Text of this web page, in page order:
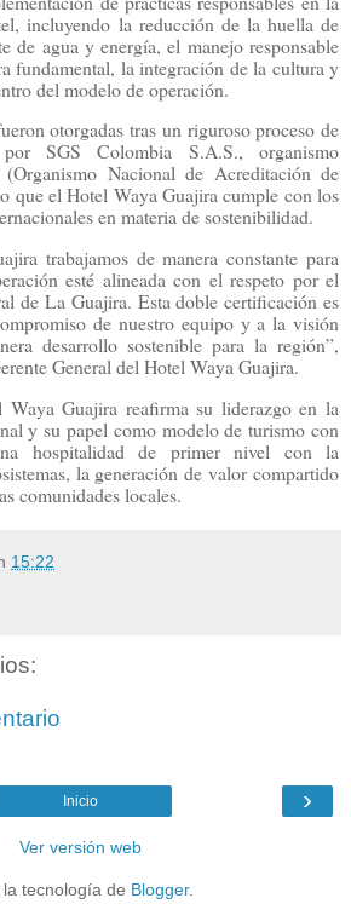
incluyendo la reducción de la huella de
de agua y energía, el manejo responsable
fundamental, la integración de la cultura y
del modelo de operación.
otorgadas tras un riguroso proceso de
SGS Colombia S.A.S., organismo
Nacional de Acreditación de
que el Hotel Waya Guajira cumple con los
en materia de sostenibilidad.
trabajamos de manera constante para
esté alineada con el respeto por el
de La Guajira. Esta doble certificación es
de nuestro equipo y a la visión
desarrollo sostenible para la región”,
General del Hotel Waya Guajira.
Guajira reafirma su liderazgo en la
y su papel como modelo de turismo con
hospitalidad de primer nivel con la
la generación de valor compartido
comunidades locales.
15:22
›
Inicio
Ver versión web
la tecnología de Blogger.